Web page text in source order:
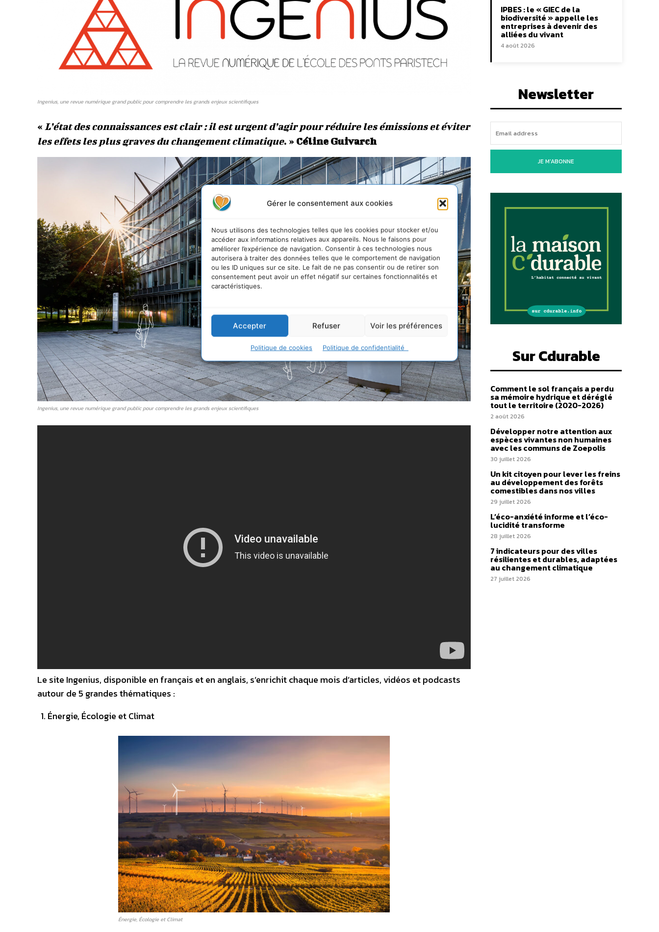
Gérer le consentement aux cookies
Nous utilisons des technologies telles que les cookies pour stocker et/ou
accéder aux informations relatives aux appareils. Nous le faisons pour
améliorer l’expérience de navigation. Consentir à ces technologies nous
autorisera à traiter des données telles que le comportement de navigation
ou les ID uniques sur ce site. Le fait de ne pas consentir ou de retirer son
consentement peut avoir un effet négatif sur certaines fonctionnalités et
caractéristiques.
Accepter Refuser Voir les préférences
Politique de cookies Politique de confidentialité
Ingenius, une revue numérique grand public pour comprendre les grands enjeux scientifiques
« L’état des connaissances est clair : il est urgent d’agir pour réduire les émissions et éviter
les effets les plus graves du changement climatique. » Céline Guivarch
Ingenius, une revue numérique grand public pour comprendre les grands enjeux scientifiques
Le site Ingenius, disponible en français et en anglais, s’enrichit chaque mois d’articles, vidéos et podcasts
autour de 5 grandes thématiques :
Énergie, Écologie et Climat
Énergie, Écologie et Climat
IPBES : le « GIEC de la
biodiversité » appelle les
entreprises à devenir des
alliées du vivant
4 août 2026
Newsletter
JE M'ABONNE
Sur Cdurable
Comment le sol français a perdu
sa mémoire hydrique et déréglé
tout le territoire (2020-2026)
2 août 2026
Développer notre attention aux
espèces vivantes non humaines
avec les communs de Zoepolis
30 juillet 2026
Un kit citoyen pour lever les freins
au développement des forêts
comestibles dans nos villes
29 juillet 2026
L’éco-anxiété informe et l’éco-
lucidité transforme
28 juillet 2026
7 indicateurs pour des villes
résilientes et durables, adaptées
au changement climatique
27 juillet 2026